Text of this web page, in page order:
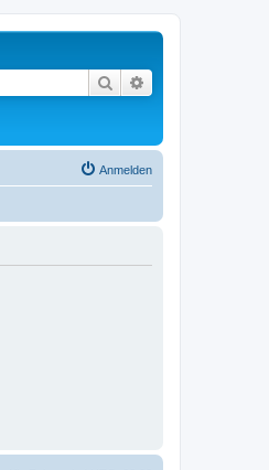
Suche
Anmelden